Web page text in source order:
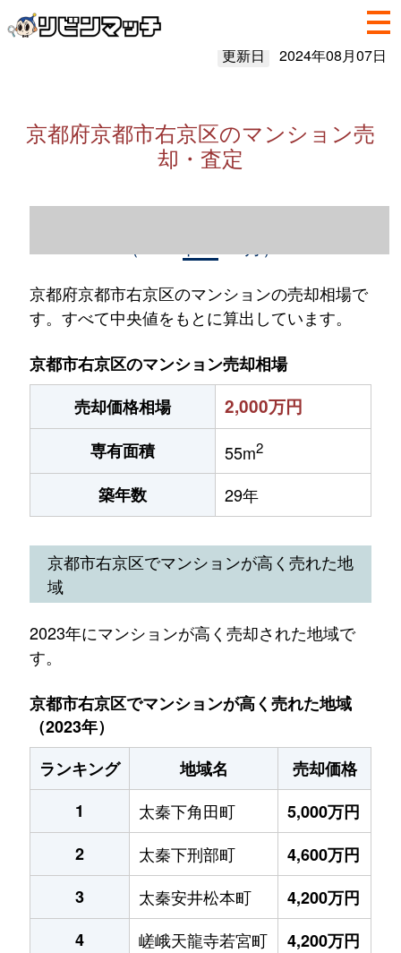
更新日 2024年08月07日
京都府京都市右京区のマンション売
却・査定
京都府京都市右京区のマンションの売却相場で
す。すべて中央値をもとに算出しています。
京都市右京区のマンション売却相場
売却価格相場
2,000万円
専有面積 55m2
築年数 29年
京都市右京区でマンションが高く売れた地
域
2023年にマンションが高く売却された地域で
す。
京都市右京区でマンションが高く売れた地域
（2023年）
ランキング
地域名
売却価格
1
太秦下角田町
5,000万円
2
太秦下刑部町
4,600万円
3
太秦安井松本町
4,200万円
4
嵯峨天龍寺若宮町
4,200万円